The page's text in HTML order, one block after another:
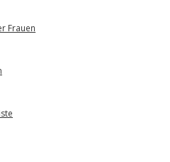
Frauen